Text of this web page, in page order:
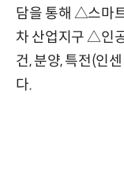
담을 통해 △스마
차 산업지구 △인
건, 분양, 특전(인
다.